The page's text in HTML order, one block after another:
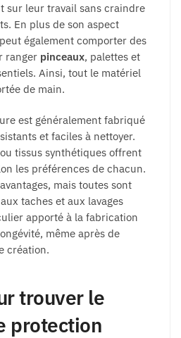
sur leur travail sans craindre
En plus de son aspect
également comporter des
ranger pinceaux, palettes et
Ainsi, tout le matériel
de main.
est généralement fabriqué
et faciles à nettoyer.
tissus synthétiques offrent
les préférences de chacun.
mais toutes sont
taches et aux lavages
apporté à la fabrication
même après de
création.
trouver le
protection